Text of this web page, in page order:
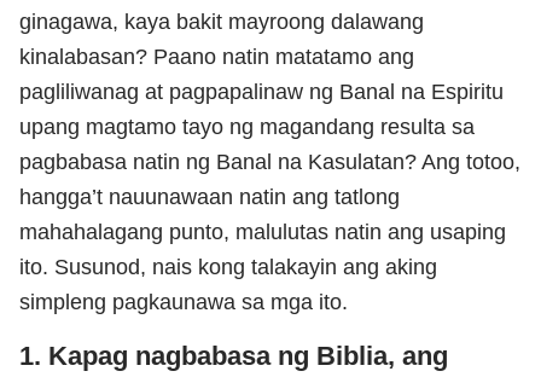
ginagawa, kaya bakit mayroong dalawang
kinalabasan? Paano natin matatamo ang
pagliliwanag at pagpapalinaw ng Banal na Espiritu
upang magtamo tayo ng magandang resulta sa
pagbabasa natin ng Banal na Kasulatan? Ang totoo,
hangga’t nauunawaan natin ang tatlong
mahahalagang punto, malulutas natin ang usaping
ito. Susunod, nais kong talakayin ang aking
simpleng pagkaunawa sa mga ito.
1. Kapag nagbabasa ng Biblia, ang